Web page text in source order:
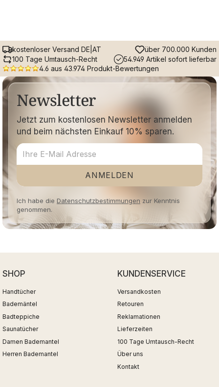
kostenloser Versand DE|AT
über 700.000 Kunden
100 Tage Umtausch-Recht
54.949 Artikel sofort lieferbar
4.6 aus 43.974 Produkt-Bewertungen
Newsletter
Jetzt zum kostenlosen Newsletter anmelden
und beim nächsten Einkauf 10% sparen.
ANMELDEN
Ich habe die Datenschutzbestimmungen zur Kenntnis
genommen.
SHOP
Handtücher
Bademäntel
Badteppiche
Saunatücher
Damen Bademantel
Herren Bademantel
KUNDENSERVICE
Versandkosten
Retouren
Reklamationen
Lieferzeiten
100 Tage Umtausch-Recht
Über uns
Kontakt